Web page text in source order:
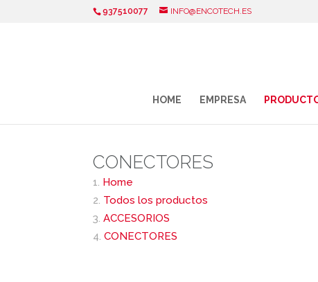
937510077 INFO@ENCOTECH.ES
HOME EMPRESA
CONECTORES
Home
Todos los productos
ACCESORIOS
CONECTORES